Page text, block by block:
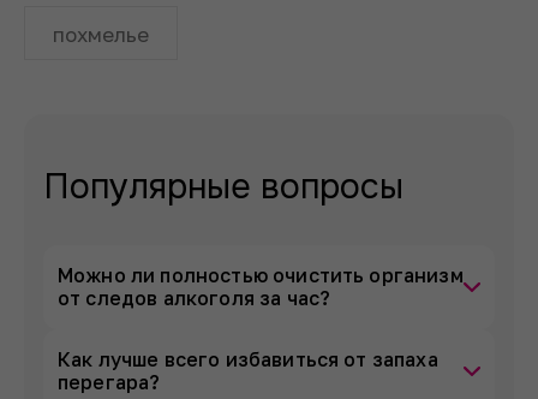
похмелье
Популярные вопросы
Можно ли полностью очистить организм
от следов алкоголя за час?
Как лучше всего избавиться от запаха
перегара?